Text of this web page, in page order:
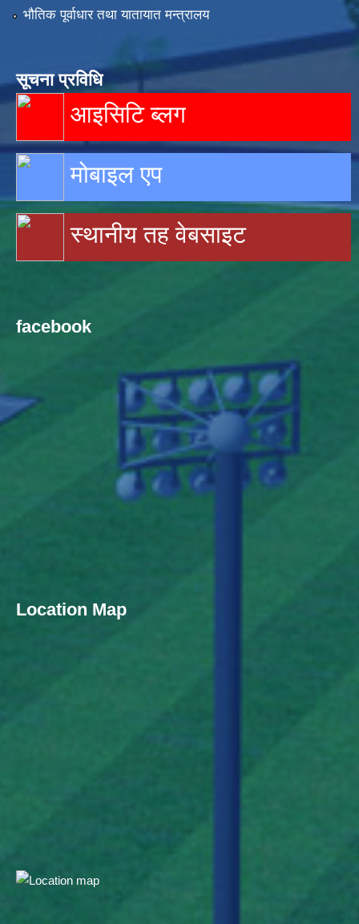
भौतिक पूर्वाधार तथा यातायात मन्त्रालय
सूचना प्रविधि
आइसिटि ब्लग
मोबाइल एप
स्थानीय तह वेबसाइट
facebook
Location Map